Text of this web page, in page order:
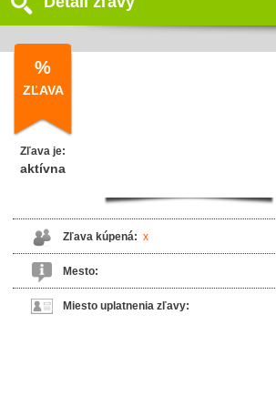
%
ZĽAVA
Zľava je:
aktívna
Zľava kúpená: x
Mesto:
Miesto uplatnenia zľavy: